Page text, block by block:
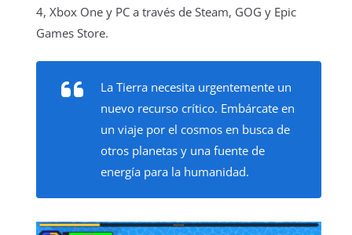
4, Xbox One y PC a través de Steam, GOG y Epic
Games Store.
La Tierra necesita urgentemente un
nuevo recurso crítico. Embárcate en
un viaje por el cosmos en busca de
otros planetas y una fuente de
energía para la humanidad.